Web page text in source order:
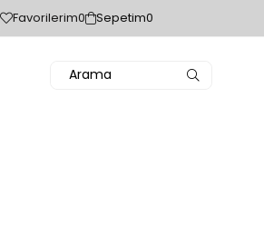
Favorilerim0 Sepetim0